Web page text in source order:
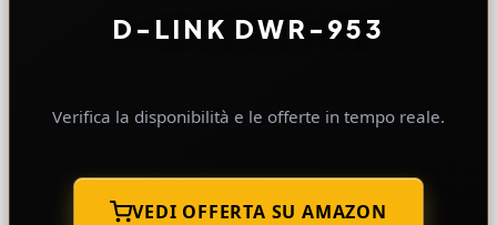
D-LINK DWR-953
Verifica la disponibilità e le offerte in tempo reale.
VEDI OFFERTA SU AMAZON